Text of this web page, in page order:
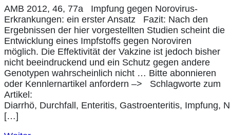
AMB 2012, 46, 77a Impfung gegen Norovirus-
Erkrankungen: ein erster Ansatz Fazit: Nach den
Ergebnissen der hier vorgestellten Studien scheint die
Entwicklung eines Impfstoffs gegen Noroviren
möglich. Die Effektivität der Vakzine ist jedoch bisher
nicht beeindruckend und ein Schutz gegen andere
Genotypen wahrscheinlich nicht … Bitte abonnieren
oder Kennlernartikel anfordern –> Schlagworte zum
Artikel:
Diarrhö, Durchfall, Enteritis, Gastroenteritis, Impfung,
[…]